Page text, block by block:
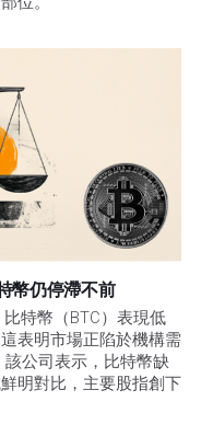
幣仍停滯不前
特幣（BTC）表現低
表明市場正陷於機構需
公司表示，比特幣缺
明對比，主要股指創下